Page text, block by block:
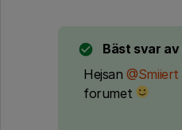
Bäst svar av
Hejsan@Smiiert
forumet